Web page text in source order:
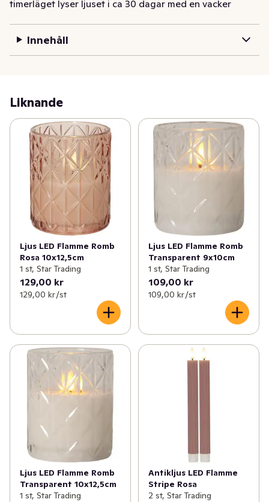
timerläget lyser ljuset i ca 30 dagar med en vacker
Innehåll
Liknande
Ljus LED Flamme Romb
Rosa 10x12,5cm
1 st, Star Trading
129,00 kr
129,00 kr /st
Ljus LED Flamme Romb
Transparent 9x10cm
1 st, Star Trading
109,00 kr
109,00 kr /st
Ljus LED Flamme Romb
Transparent 10x12,5cm
1 st, Star Trading
Antikljus LED Flamme
Stripe Rosa
2 st, Star Trading